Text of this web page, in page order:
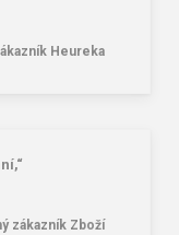
Heureka
zákazník Zboží